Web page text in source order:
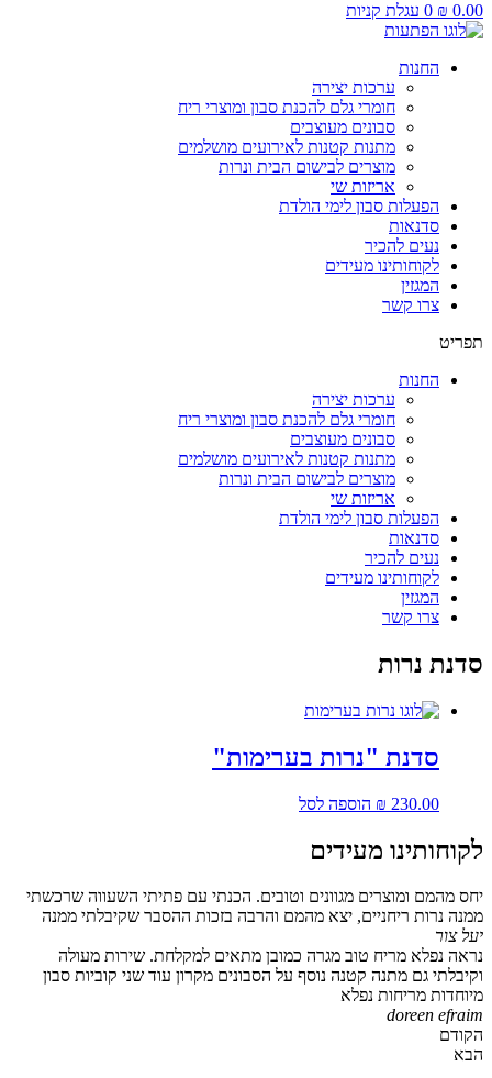
₪ 0.00
0 עגלת קניות
החנות
ערכות יצירה
חומרי גלם להכנת סבון ומוצרי ריח
סבונים מעוצבים
מתנות קטנות לאירועים מושלמים
מוצרים לבישום הבית ונרות
אריזות שי
הפעלות סבון לימי הולדת
סדנאות
נעים להכיר
לקוחותינו מעידים
המגזין
צרו קשר
תפריט
החנות
ערכות יצירה
חומרי גלם להכנת סבון ומוצרי ריח
סבונים מעוצבים
מתנות קטנות לאירועים מושלמים
מוצרים לבישום הבית ונרות
אריזות שי
הפעלות סבון לימי הולדת
סדנאות
נעים להכיר
לקוחותינו מעידים
המגזין
צרו קשר
סדנת נרות
סדנת "נרות בערימות"
₪ 230.00 הוספה לסל
לקוחותינו מעידים
יחס מהמם ומוצרים מגוונים וטובים. הכנתי עם פתיתי השעווה שרכשתי
ממנה נרות ריחניים, יצא מהמם והרבה בזכות ההסבר שקיבלתי ממנה
יעל צור
נראה נפלא מריח טוב מגרה כמובן מתאים למקלחת. שירות מעולה
וקיבלתי גם מתנה קטנה נוסף על הסבונים מקרון עוד שני קוביות סבון
מיוחדות מריחות נפלא
doreen efraim
הקודם
הבא